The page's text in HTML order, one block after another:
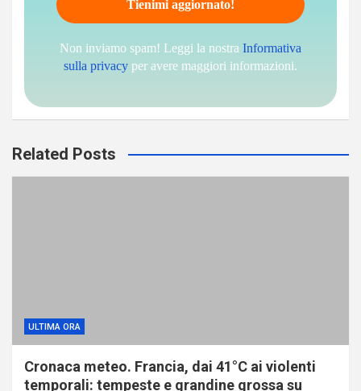
Non inviamo spam! Leggi la nostra Informativa
sulla privacy per avere maggiori informazioni.
Related Posts
ULTIMA ORA
Cronaca meteo. Francia, dai 41°C ai violenti
temporali: tempeste e grandine grossa su